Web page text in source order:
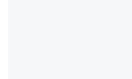
昆虫ってカルシウム少ないのか。
コオロギのカルシウム分はエビの